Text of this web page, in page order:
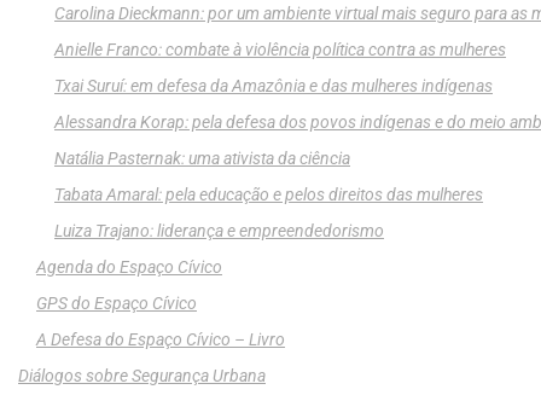
Carolina Dieckmann: por um ambiente virtual mais seguro para as
Anielle Franco: combate à violência política contra as mulheres
Txai Suruí: em defesa da Amazônia e das mulheres indígenas
Alessandra Korap: pela defesa dos povos indígenas e do meio
Natália Pasternak: uma ativista da ciência
Tabata Amaral: pela educação e pelos direitos das mulheres
Luiza Trajano: liderança e empreendedorismo
Agenda do Espaço Cívico
GPS do Espaço Cívico
A Defesa do Espaço Cívico – Livro
Diálogos sobre Segurança Urbana